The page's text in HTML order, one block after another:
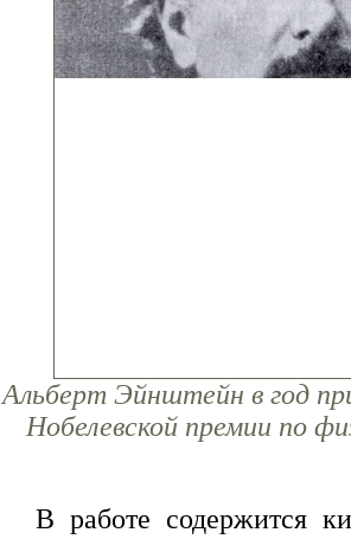
Альберт Эйнштейн в год
Нобелевской премии по
В работе содержится